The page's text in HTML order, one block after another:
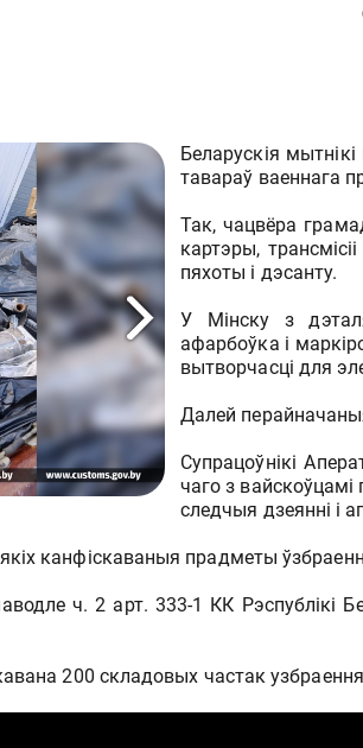
Беларускія
тавараў ваеннага
Так, чацвёра
картэры,
пяхоты і дэсанту.
У Мінску з
афарбоўка і
вытворчасці для
Далей
Супрацоўнікі
чаго з
следчыя дзеянні і
канфіскаваныя прадметы
ч. 2 арт. 333-1 КК Рэспублікі
200 складовых частак